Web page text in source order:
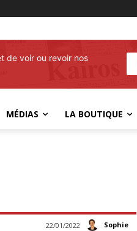
de voir ou revoir nos
MÉDIAS LA BOUTIQUE
Sophie
22/01/2022